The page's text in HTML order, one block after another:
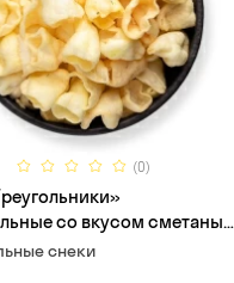
(0)
со вкусом сметаны
снеки